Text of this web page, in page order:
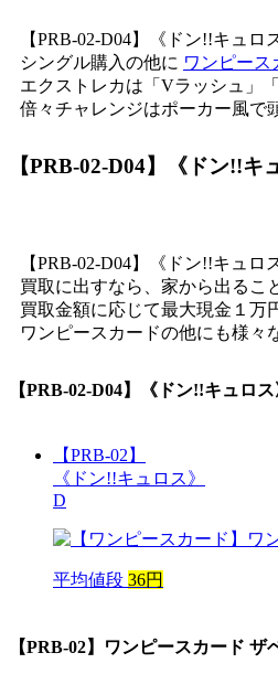
【PRB-02-D04】《ドン!!キュ
シングル購入の他に ワンピース
エクストレカは「Vラッシュ」
倍々チャレンジはポーカー風で
【PRB-02-D04】《ドン!!
【PRB-02-D04】《ドン!!キュ
買取に出すなら、家から出るこ
買取金額に応じて最大現金１万
ワンピースカードの他にも様々
【PRB-02-D04】《ドン!!キュロス
【PRB-02】
《ドン!!キュロス》
D
平均値段 36円
【PRB-02】ワンピースカード ザ